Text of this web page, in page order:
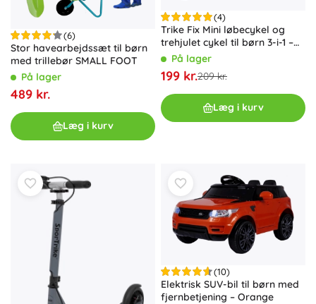
(6)
Stor havearbejdssæt til børn
med trillebør SMALL FOOT
På lager
489 kr.
Læg i kurv
(4)
Trike Fix Mini løbecykel og
trehjulet cykel til børn 3-i-1 –
gulPå lager
199 kr.209 kr.
Læg i kurv
(10)
Elektrisk SUV-bil til børn med
fjernbetjening – Orange